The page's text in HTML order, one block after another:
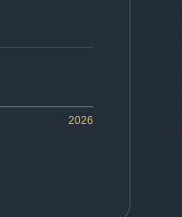
2026